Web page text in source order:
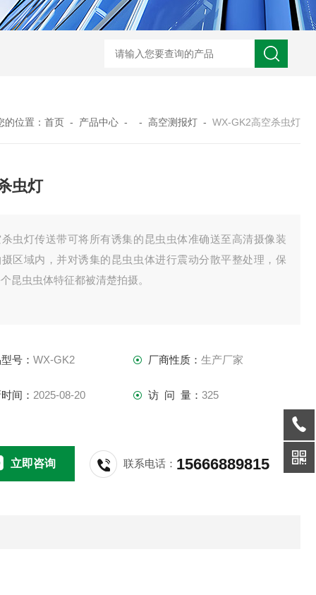
WX-WMSM微型多参数水质监测站 WX-BN20能见度监测仪
的位置： 首页 - 产品中心 - - 高空测报灯 - WX-GK2高空杀虫灯
虫灯
虫灯传送带可将所有诱集的昆虫虫体准确送至高清摄像装
区域内，并对诱集的昆虫虫体进行震动分散平整处理，保
昆虫虫体特征都被清楚拍摄。
号：WX-GK2 厂商性质： 生产厂家
间： 2025-08-20 访 问 量： 325
立即咨询 联系电话： 15666889815